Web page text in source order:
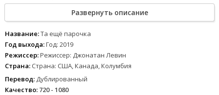
на благотворительную вечеринку, где выступает любимая
группа его детства Boyz II Men. И там парень встречает другую
обсессию детских лет - Шарлотту. А та внезапно решает нанять
Фреда в качестве спичрайтера для своей зарубежной поездки,
в которой она собирается продвигать новую экологическую
программу.
1234 5 67 8
Развернуть описание
Название:Та ещё парочка
Год выхода:Год: 2019
Режиссер:Режиссер: Джонатан Левин
Страна: Страна: США, Канада, Колумбия
Перевод: Дублированный
Качество: 720 - 1080